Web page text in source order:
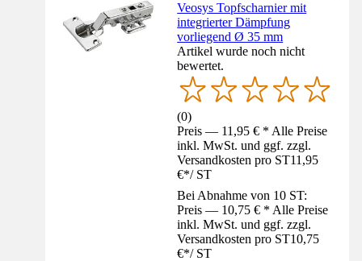
Veosys Topfscharnier mit
integrierter Dämpfung
vorliegend Ø 35 mm
Artikel wurde noch nicht
bewertet.
(0)
Preis — 11,95 € * Alle Preise
inkl. MwSt. und ggf. zzgl.
Versandkosten pro ST11,95
€*/ ST
Bei Abnahme von 10 ST:
Preis — 10,75 € * Alle Preise
inkl. MwSt. und ggf. zzgl.
Versandkosten pro ST10,75
€*/ ST